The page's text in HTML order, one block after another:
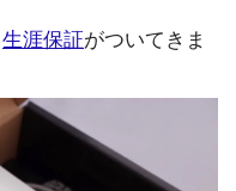
生涯保証がついてきま